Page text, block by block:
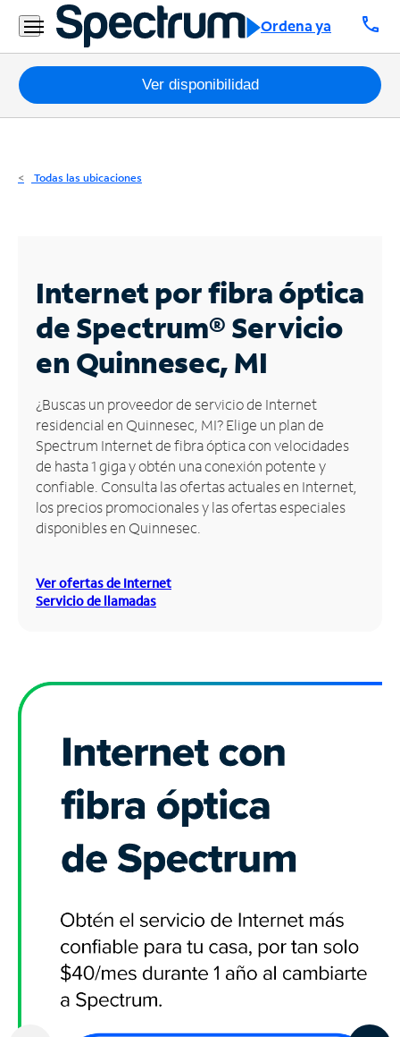
Ordena ya call
Residencial
Business
Paquetes
Internet
Business
Contáctanos
Inglés
Administrar
cuenta
Encuentra
una
tienda
Ver disponibilidad
Todas las ubicaciones
Internet por fibra óptica
de Spectrum®Servicio
en Quinnesec, MI
¿Buscas un proveedor de servicio de Internet
residencial en Quinnesec, MI? Elige un plan de
Spectrum Internet de fibra óptica con velocidades
de hasta 1 giga y obtén una conexión potente y
confiable. Consulta las ofertas actuales en Internet,
los precios promocionales y las ofertas especiales
disponibles en Quinnesec.
Ver ofertas de Internet
Servicio de llamadas